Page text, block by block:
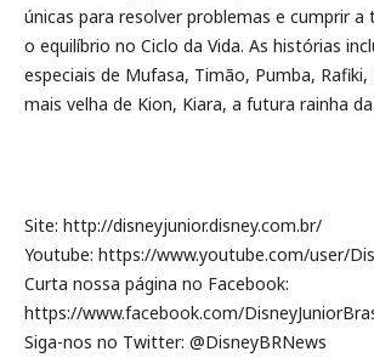
únicas para resolver problemas e cumprir
o equilíbrio no Ciclo da Vida. As histórias
especiais de Mufasa, Timão, Pumba, Rafiki,
mais velha de Kion, Kiara, a futura rainha
Site: http://disneyjunior.disney.com.br/
Youtube: https://www.youtube.com/user/
Curta nossa página no Facebook:
https://www.facebook.com/
Siga-nos no Twitter: @DisneyBRNews